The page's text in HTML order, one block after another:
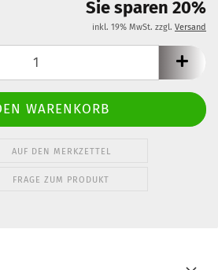
Sie sparen 20%
inkl. 19% MwSt. zzgl. Versand
AUF DEN MERKZETTEL
FRAGE ZUM PRODUKT